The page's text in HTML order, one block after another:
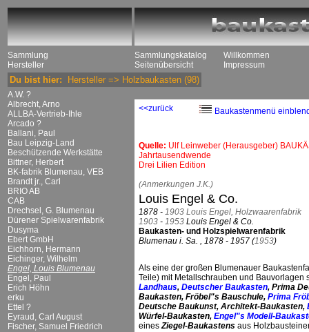
Sammlung
Hersteller
Sammlungskatalog
Seitenübersicht
Willkommen
Impressum
Du bist hier: Hersteller => Holzbaukasten (98)
A.W. ?
Albrecht, Arno
ALLBA-Vertrieb-Ihle
Arcado ?
Ballani, Paul
Bau Leipzig-Land
Beschützende Werkstätte
Bittner, Herbert
BK-fabrik Blumenau, VEB
Brandt jr., Carl
BRIO AB
CAB
Drechsel, G. Blumenau
Dürener Spielwarenfabrik
Dusyma
Ebert GmbH
Eichhorn, Hermann
Eichinger, Wilhelm
Engel, Louis Blumenau
Engel, Paul
Erich Höhn
erku
Ettel ?
Eyraud, Carl August
Fischer, Samuel Friedrich
<<zurück Baukastenmenü
Quelle: Ulf Leinweber (Herausgeber)
Jahrtausendwende
Drei Lilien Edition
(Anmerkungen J.K.)
Louis Engel & Co.
1878 - 1903 Louis Engel, Holzwaarenfabrik
1903 - 1953 Louis Engel & Co.
Baukasten- und Holzspielwarenfabrik
Blumenau i. Sa. , 1878 - 1957 (1953)
Als eine der großen Blumenauer
Teile) mit Metallschrauben und
Landhaus, Deutscher Baukasten, Prima
Baukasten, Fröbel"s Bauschule, Prima
Deutsche Baukunst, Architekt-Baukasten,
Würfel-Baukasten, Engel"s Modell-
einesZiegel-Baukastens aus